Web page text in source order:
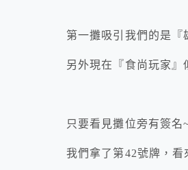
第一攤吸引我們的是『
另外現在『食尚玩家』
只要看見攤位旁有簽名
我們拿了第42號牌，看